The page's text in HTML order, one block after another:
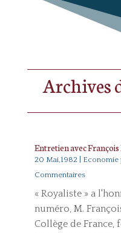
Archives
Entretien avec
20 Mai,1982 Economie
Commentaires
« Royaliste » a
numéro, M.
Collège de